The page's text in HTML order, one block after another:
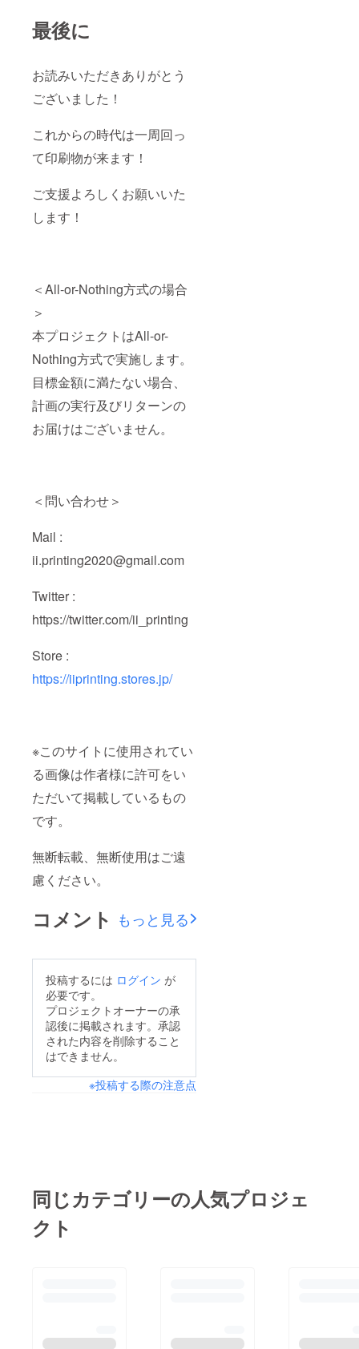
最後に
お読みいただきありがとう
ございました！
これからの時代は一周回っ
て印刷物が来ます！
ご支援よろしくお願いいた
します！
＜All-or-Nothing方式の場合
＞
本プロジェクトはAll-or-
Nothing方式で実施します。
目標金額に満たない場合、
計画の実行及びリターンの
お届けはございません。
＜問い合わせ＞
Mail :
ii.printing2020@gmail.com
Twitter :
https://twitter.com/ii_printing
Store :
https://iiprinting.stores.jp/
※このサイトに使用されてい
る画像は作者様に許可をい
ただいて掲載しているもの
です。
無断転載、無断使用はご遠
慮ください。
コメント もっと見る
投稿するには ログイン が
必要です。
プロジェクトオーナーの承
認後に掲載されます。承認
された内容を削除すること
はできません。
※投稿する際の注意点
同じカテゴリーの人気プロジェ
クト